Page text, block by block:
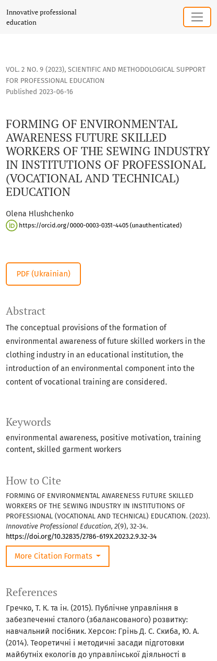
FORMING OF ENVIRONMENTAL AWARENESS FUTURE
Innovative professional
education
VOL. 2 NO. 9 (2023), SCIENTIFIC AND METHODOLOGICAL SUPPORT
FOR PROFESSIONAL EDUCATION
FORMING OF ENVIRONMENTAL
AWARENESS FUTURE SKILLED
WORKERS OF THE SEWING INDUSTRY
IN INSTITUTIONS OF PROFESSIONAL
(VOCATIONAL AND TECHNICAL)
EDUCATION
Published 2023-06-16
Olena Hlushchenko
https://orcid.org/0000-0003-0351-4405 (unauthenticated)
PDF (Ukrainian)
Keywords
environmental awareness, positive motivation, training
content, skilled garment workers
How to Cite
FORMING OF ENVIRONMENTAL AWARENESS FUTURE SKILLED
WORKERS OF THE SEWING INDUSTRY IN INSTITUTIONS OF
PROFESSIONAL (VOCATIONAL AND TECHNICAL) EDUCATION. (2023).
Innovative Professional Education, 2(9), 32-34.
https://doi.org/10.32835/2786-619X.2023.2.9.32-34
More Citation Formats
Abstract
The conceptual provisions of the formation of
environmental awareness of future skilled workers in the
clothing industry in an educational institution, the
introduction of an environmental component into the
content of vocational training are considered.
References
Гречко, Т. К. та ін. (2015). Публічне управління в
забезпеченні сталого (збалансованого) розвитку:
навчальний посібник. Херсон: Грінь Д. С. Скиба, Ю. А.
(2014). Теоретичні і методичні засади підготовки
майбутніх екологів до управлінської діяльності в